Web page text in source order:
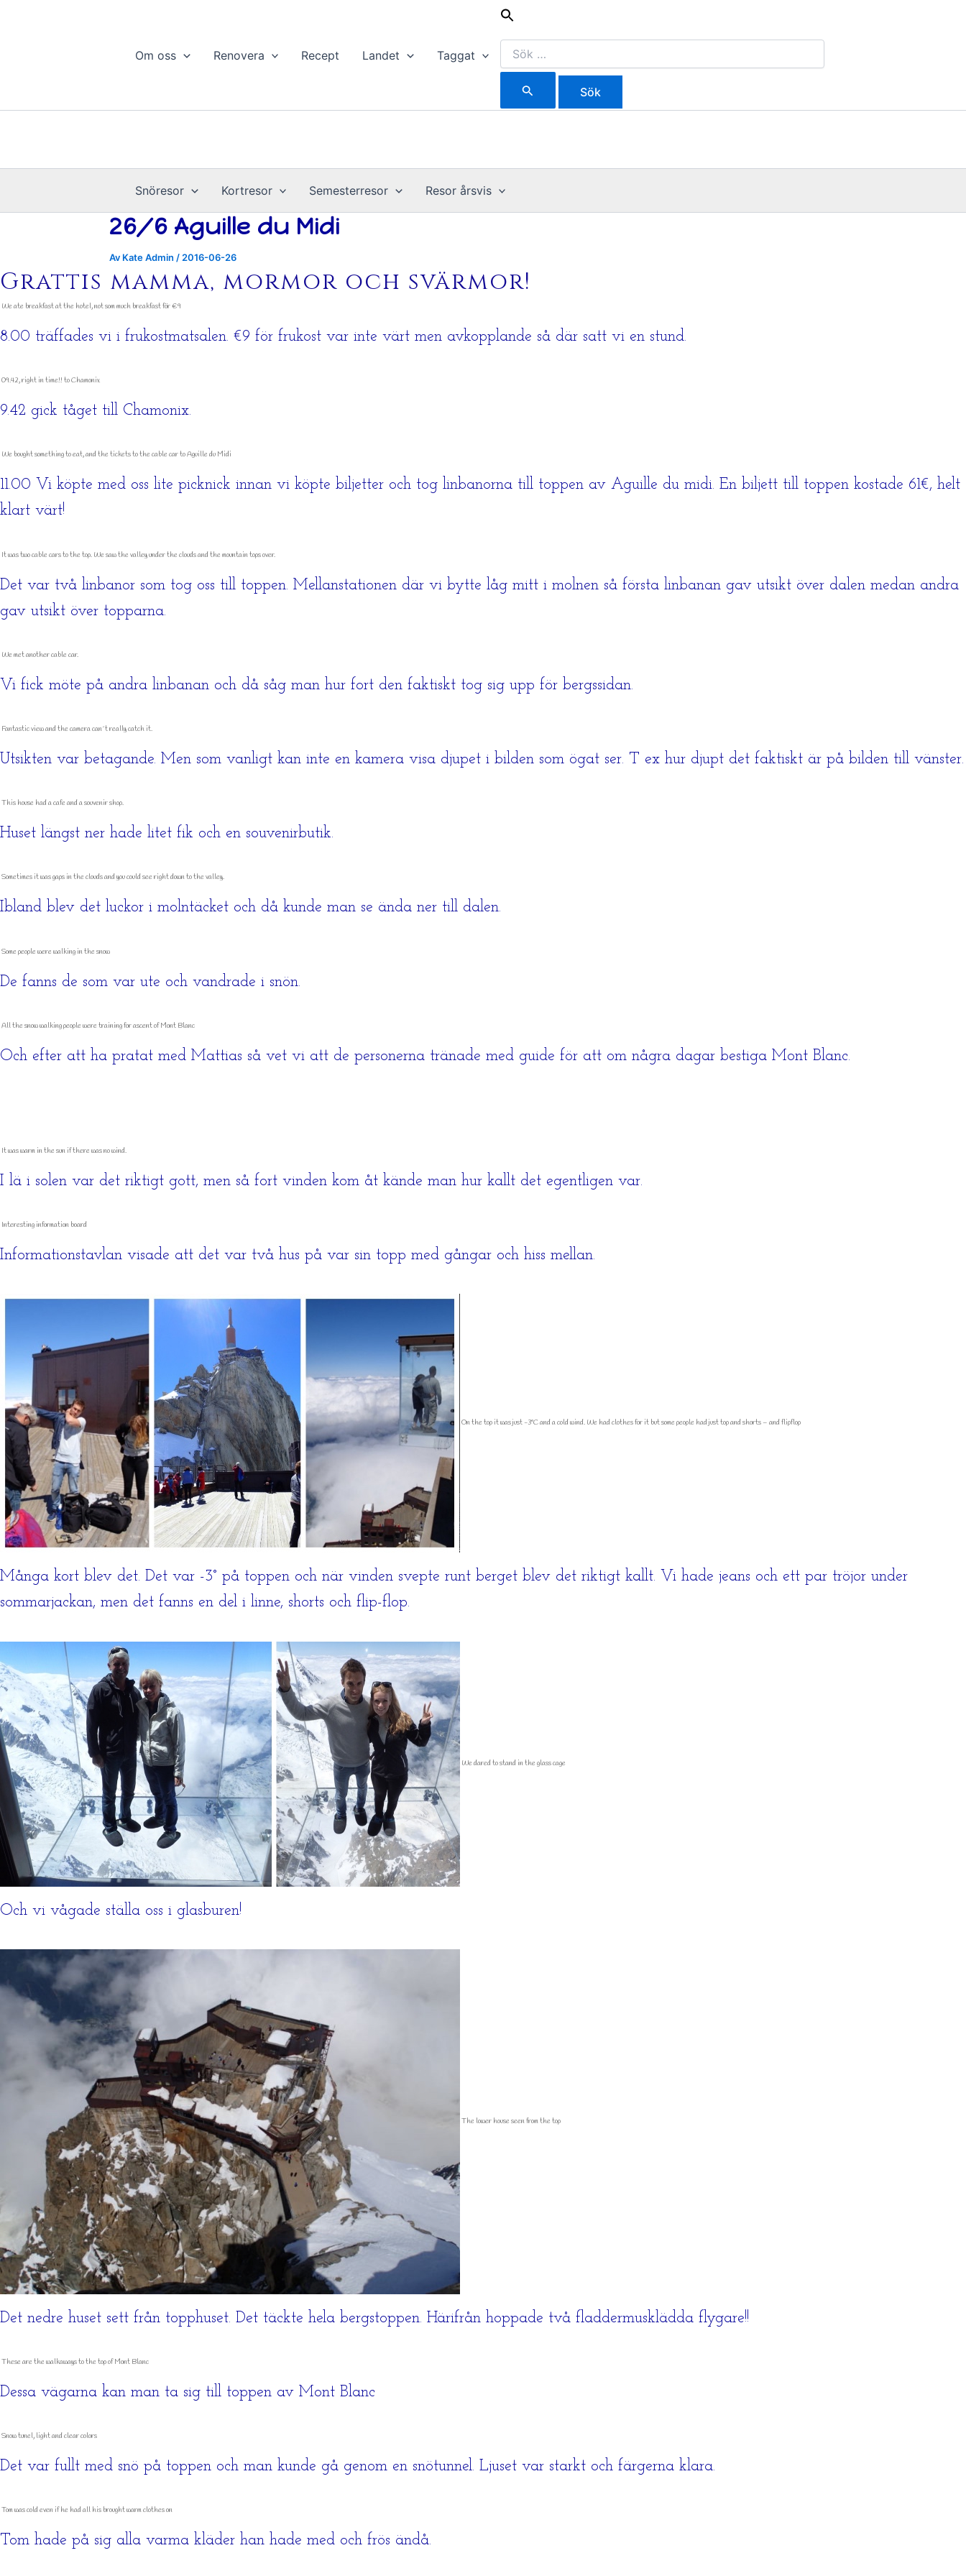
Om oss Renovera Recept Landet Taggat
Sök
efter:
Snöresor Kortresor Semesterresor Resor årsvis
26/6 Aguille du Midi
Av Kate Admin / 2016-06-26
Grattis mamma, mormor och svärmor!
We ate breakfast at the hotel, not som much breakfast för €9
8.00 träffades vi i frukostmatsalen. €9 för frukost var inte värt men avkopplande så där satt vi en stund.
09.42, right in time!! to Chamonix
9.42 gick tåget till Chamonix.
We bought something to eat, and the tickets to the cable car to Aguille du Midi
11.00 Vi köpte med oss lite picknick innan vi köpte biljetter och tog linbanorna till toppen av Aguille du midi. En biljett till toppen kostade 61€, helt
klart värt!
It was two cable cars to the top. We saw the valley under the clouds and the mountain tops over.
Det var två linbanor som tog oss till toppen. Mellanstationen där vi bytte låg mitt i molnen så första linbanan gav utsikt över dalen medan andra
gav utsikt över topparna.
We met another cable car.
Vi fick möte på andra linbanan och då såg man hur fort den faktiskt tog sig upp för bergssidan.
Fantastic view and the camera can´t really catch it.
Utsikten var betagande. Men som vanligt kan inte en kamera visa djupet i bilden som ögat ser. T ex hur djupt det faktiskt är på bilden till vänster.
This house had a cafe and a souvenir shop.
Huset längst ner hade litet fik och en souvenirbutik.
Sometimes it was gaps in the clouds and you could see right down to the valley.
Ibland blev det luckor i molntäcket och då kunde man se ända ner till dalen.
Some people were walking in the snow
De fanns de som var ute och vandrade i snön.
All the snow walking people were training for ascent of Mont Blanc
Och efter att ha pratat med Mattias så vet vi att de personerna tränade med guide för att om några dagar bestiga Mont Blanc.
It was warm in the sun if there was no wind.
I lä i solen var det riktigt gott, men så fort vinden kom åt kände man hur kallt det egentligen var.
Interesting information board
Informationstavlan visade att det var två hus på var sin topp med gångar och hiss mellan.
On the top it was just -3°C and a cold wind. We had clothes for it but some people had just top and shorts – and flipflop
Många kort blev det. Det var -3° på toppen och när vinden svepte runt berget blev det riktigt kallt. Vi hade jeans och ett par tröjor under
sommarjackan, men det fanns en del i linne, shorts och flip-flop.
We dared to stand in the glass cage
Och vi vågade ställa oss i glasburen!
The lower house seen from the top
Det nedre huset sett från topphuset. Det täckte hela bergstoppen. Härifrån hoppade två fladdermusklädda flygare!!
These are the walkaways to the top of Mont Blanc
Dessa vägarna kan man ta sig till toppen av Mont Blanc
Snow tunel, light and clear colors
Det var fullt med snö på toppen och man kunde gå genom en snötunnel. Ljuset var starkt och färgerna klara.
Tom was cold even if he had all his brought warm clothes on
Tom hade på sig alla varma kläder han hade med och frös ändå.